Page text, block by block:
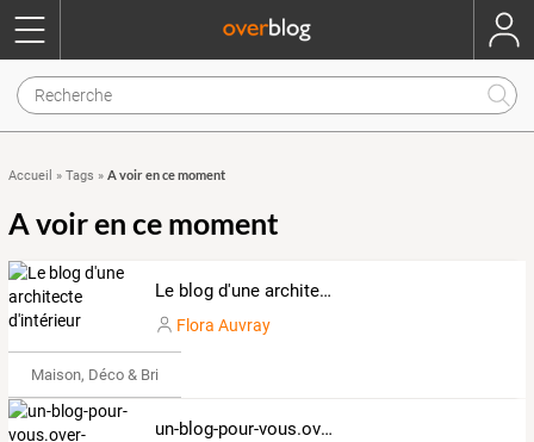
Accueil » Tags » A voir en ce moment
A voir en ce moment
Le blog d'une architecte d'intérieur
Flora Auvray
Maison, Déco & Bricolage
un-blog-pour-vous.over-blog.com